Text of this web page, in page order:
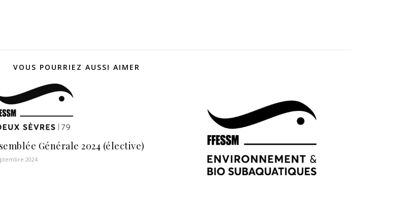
VOUS POURRIEZ AUSSI AIMER
Générale 2024 (élective)
2024